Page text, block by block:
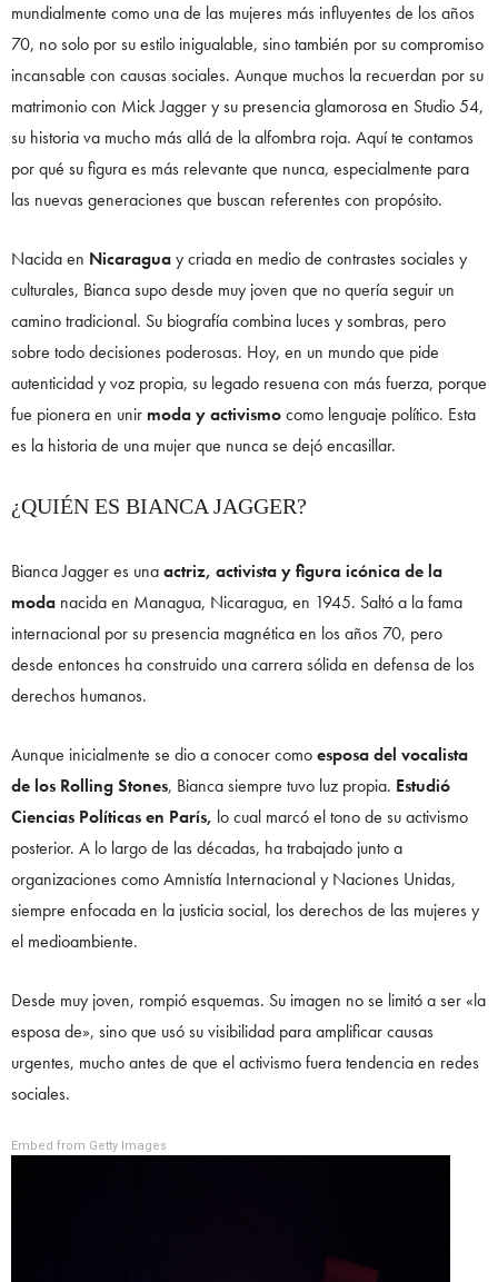
mundialmente como una de las mujeres más influyentes de los años
70, no solo por su estilo inigualable, sino también por su compromiso
incansable con causas sociales. Aunque muchos la recuerdan por su
matrimonio con Mick Jagger y su presencia glamorosa en Studio 54,
su historia va mucho más allá de la alfombra roja. Aquí te contamos
por qué su figura es más relevante que nunca, especialmente para
las nuevas generaciones que buscan referentes con propósito.
Nacida en Nicaraguay criada en medio de contrastes sociales y
culturales, Bianca supo desde muy joven que no quería seguir un
camino tradicional. Su biografía combina luces y sombras, pero
sobre todo decisiones poderosas. Hoy, en un mundo que pide
autenticidad y voz propia, su legado resuena con más fuerza, porque
fue pionera en unir moda y activismocomo lenguaje político. Esta
es la historia de una mujer que nunca se dejó encasillar.
¿QUIÉN ES BIANCA JAGGER?
Bianca Jagger es unaactriz, activista y figura icónica de la
moda nacida en Managua, Nicaragua, en 1945. Saltó a la fama
internacional por su presencia magnética en los años 70, pero
desde entonces ha construido una carrera sólida en defensa de los
derechos humanos.
Aunque inicialmente se dio a conocer comoesposa del vocalista
de los Rolling Stones, Bianca siempre tuvo luz propia. Estudió
Ciencias Políticas en París, lo cual marcó el tono de su activismo
posterior. A lo largo de las décadas, ha trabajado junto a
organizaciones como Amnistía Internacional y Naciones Unidas,
siempre enfocada en la justicia social, los derechos de las mujeres y
el medioambiente.
Desde muy joven, rompió esquemas. Su imagen no se limitó a ser «la
esposa de», sino que usó su visibilidad para amplificar causas
urgentes, mucho antes de que el activismo fuera tendencia en redes
sociales.
Embed from Getty Images